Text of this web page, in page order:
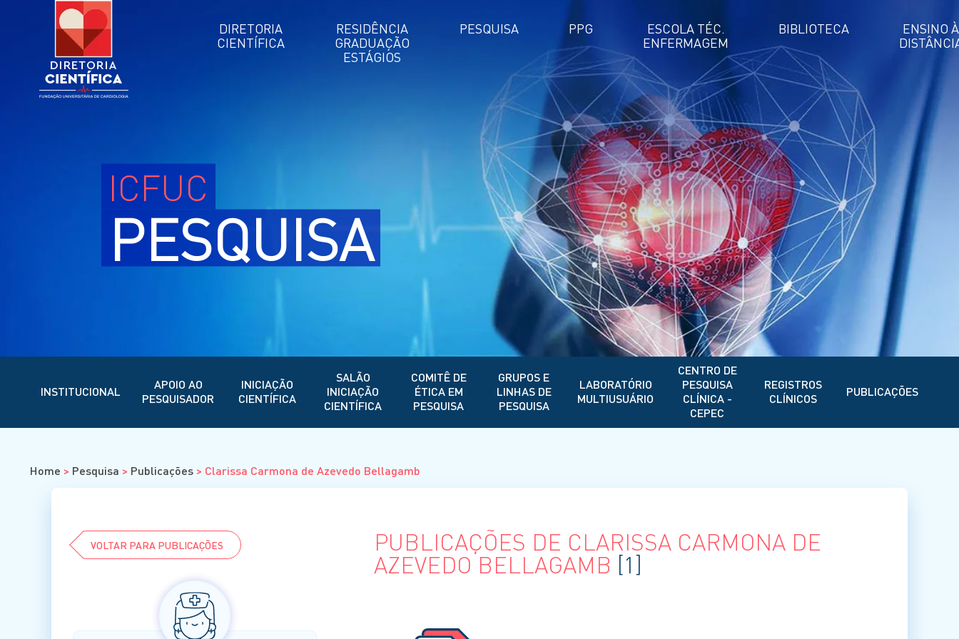
DIRETORIA
CIENTÍFICA
RESIDÊNCIA
GRADUAÇÃO
ESTÁGIOS
PESQUISA PPG
ESCOLA TÉC.
ENFERMAGEM
BIBLIOTECA
ENSINO À
ICFUC
PESQUISA
INSTITUCIONAL
APOIO AO
PESQUISADOR
INICIAÇÃO
CIENTÍFICA
SALÃO
INICIAÇÃO
CIENTÍFICA
COMITÊ DE
ÉTICA EM
PESQUISA
GRUPOS E
LINHAS DE
PESQUISA
LABORATÓRIO
MULTIUSUÁRIO
CENTRO DE
PESQUISA
CLÍNICA -
CEPEC
REGISTROS
CLÍNICOS
PUBLICAÇÕES
Home > Pesquisa > Publicações > Clarissa Carmona de Azevedo Bellagamb
VOLTAR PARA PUBLICAÇÕES PUBLICAÇÕES DE CLARISSA CARMONA DE
AZEVEDO BELLAGAMB [1]